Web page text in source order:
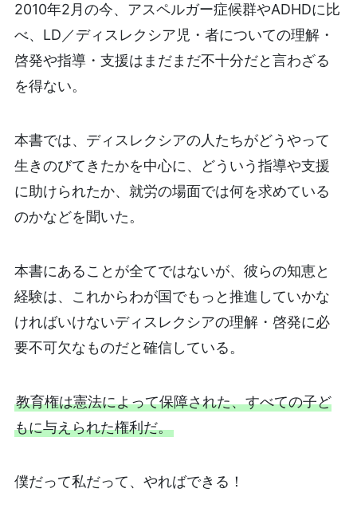
2010年2月の今、アスペルガー症候群やADHDに比
べ、LD／ディスレクシア児・者についての理解・
啓発や指導・支援はまだまだ不十分だと言わざる
を得ない。
本書では、ディスレクシアの人たちがどうやって
生きのびてきたかを中心に、どういう指導や支援
に助けられたか、就労の場面では何を求めている
のかなどを聞いた。
本書にあることが全てではないが、彼らの知恵と
経験は、これからわが国でもっと推進していかな
ければいけないディスレクシアの理解・啓発に必
要不可欠なものだと確信している。
教育権は憲法によって保障された、すべての子ど
もに与えられた権利だ。
僕だって私だって、やればできる！